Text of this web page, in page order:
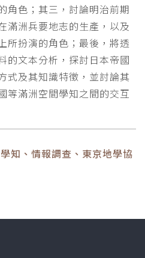
角色；其三，討論明治前期
滿洲兵要地志的生產，以及
所扮演的角色；最後，將透
的文本分析，探討日本帝國
式及其知識特徵，並討論其
等滿洲空間學知之間的交互
知、情報調查、東京地學協